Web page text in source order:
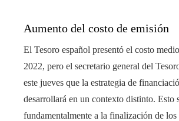
Aumento del costo de emisión
El Tesoro español presentó el costo
2022, pero el secretario general del
este jueves que la estrategia de
desarrollará en un contexto distinto. Esto
fundamentalmente a la finalización de los